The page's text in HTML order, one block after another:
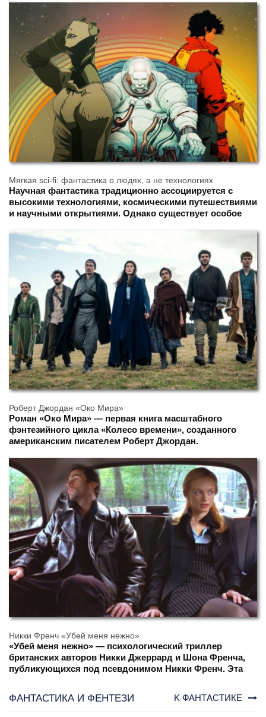
фантастики, эта книга обращается к теме города как
культурного и эмоционального пространства. Лондон
здесь выступает не просто местом действия, а
полноценным героем повествования.
Мягкая sci-fi: фантастика о людях, а не технологиях
Научная фантастика традиционно ассоциируется с
высокими технологиями, космическими путешествиями
и научными открытиями. Однако существует особое
science fiction), где в центре внимания оказываются не
столько технические детали, сколько человеческие
судьбы, эмоции и социальные процессы.
Роберт Джордан «Око Мира»
Роман «Око Мира» — первая книга масштабного
фэнтезийного цикла «Колесо времени», созданного
американским писателем Роберт Джордан.
одному из самых объёмных и влиятельных эпических
проектов в современной фантастике. Книга знакомит
читателя с огромным миром, где история развивается
циклично, а судьбы людей переплетаются с древними
пророчествами, магией и борьбой космических сил.
Никки Френч «Убей меня нежно»
«Убей меня нежно» — психологический триллер
британских авторов Никки Джеррард и Шона Френча,
публикующихся под псевдонимом Никки Френч. Эта
триллера с элементами страсти, опасности и мрачных
ФАНТАСТИКА И ФЕНТЕЗИ K ФАНТАСТИКЕ